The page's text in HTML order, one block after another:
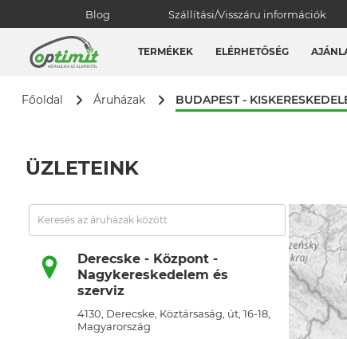
Blog Szállítási/Visszáru információk
TERMÉKEK ELÉRHETŐSÉG
Főoldal Áruházak BUDAPEST -
ÜZLETEINK
Derecske - Központ -
Nagykereskedelem és
szerviz
4130, Derecske, Köztársaság, út, 16-18,
Magyarország